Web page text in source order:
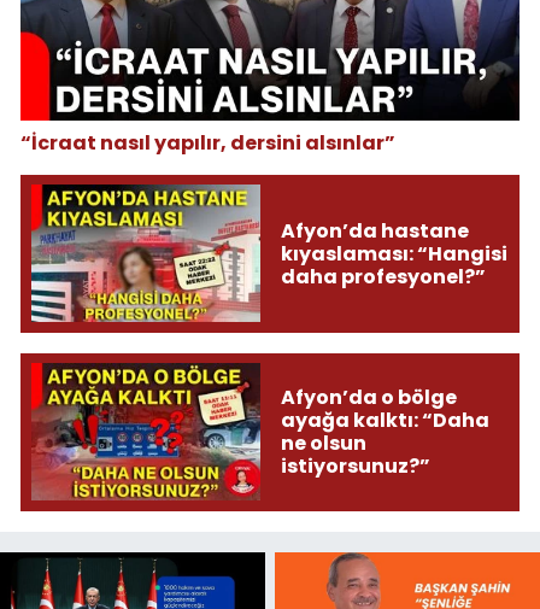
“İcraat nasıl yapılır, dersini alsınlar”
Afyon’da hastane
kıyaslaması: “Hangisi
daha profesyonel?”
Afyon’da o bölge
ayağa kalktı: “Daha
ne olsun
istiyorsunuz?”